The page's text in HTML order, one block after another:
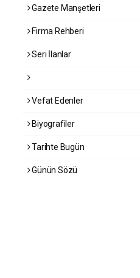
Gazete Manşetleri
Firma Rehberi
Seri İlanlar
Vefat Edenler
Biyografiler
Tarihte Bugün
Günün Sözü